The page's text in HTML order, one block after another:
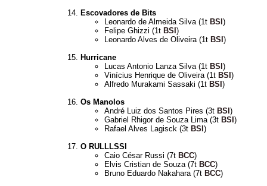
Escovadores de Bits
Leonardo de Almeida Silva (1t BSI )
Felipe Ghizzi (1t BSI )
Leonardo Alves de Oliveira (1t BSI )
Hurricane
Lucas Antonio Lanza Silva (1t BSI )
Vinícius Henrique de Oliveira (1t BSI )
Alfredo Murakami Sassaki (1t BSI )
Os Manolos
André Luiz dos Santos Pires (3t BSI )
Gabriel Rhigor de Souza Lima (3t BSI )
Rafael Alves Lagisck (3t BSI )
O RULLLSSI
Caio César Russi (7t BCC)
Elvis Cristian de Souza (7t BCC)
Bruno Eduardo Nakahara (7t BCC)